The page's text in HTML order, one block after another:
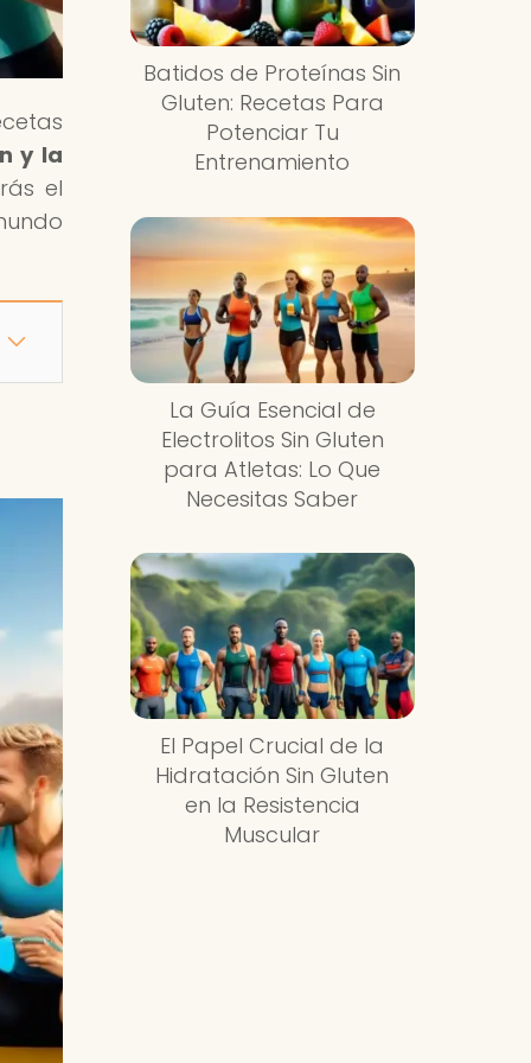
y la
el
Batidos de Proteínas Sin
Gluten: Recetas Para
Potenciar Tu
Entrenamiento
La Guía Esencial de
Electrolitos Sin Gluten
para Atletas: Lo Que
Necesitas Saber
El Papel Crucial de la
Hidratación Sin Gluten
en la Resistencia
Muscular